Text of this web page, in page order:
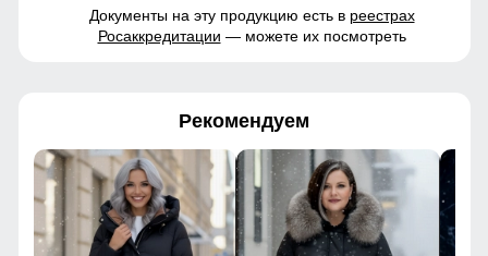
Документы на эту продукцию есть в реестрах
Росаккредитации — можете их посмотреть
Рекомендуем